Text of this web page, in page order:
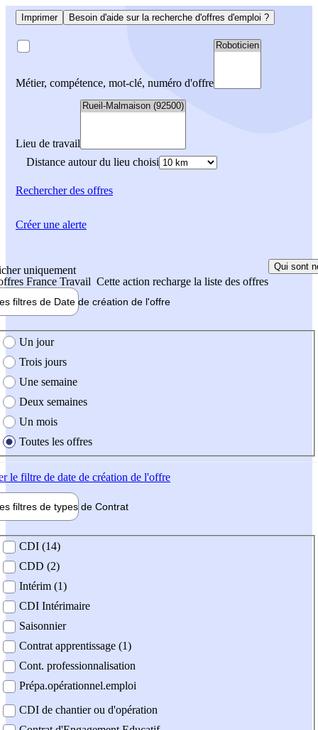
Imprimer Besoin d'aide sur la recherche d'offres d'emploi ?
Métier, compétence, mot-clé, numéro d'offre
Lieu de travail
Distance autour du lieu choisi
Rechercherdes offres
uniquement
France Travail Cette action recharge la liste des offres
Qui sont
filtres de Date de création de l'offre
création de l'offre
Un jour
Trois jours
Une semaine
Deux semaines
Un mois
Toutes les offres
le filtre de date de création de l'offre
filtres de types de Contrat
contrat
CDI (14)
CDD (2)
Intérim (1)
CDI Intérimaire
Saisonnier
Contrat apprentissage (1)
Cont. professionnalisation
Prépa.opérationnel.emploi
CDI de chantier ou d'opération
Créer une alerte